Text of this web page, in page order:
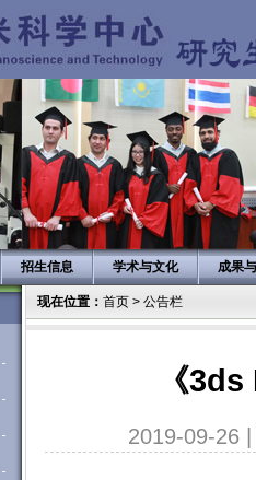
招生信息 学术与文化 成果
现在位置： 首页 > 公告栏
《
2019-09-26